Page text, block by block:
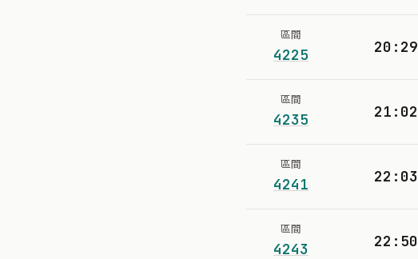
區間
4225 20:29
區間
4235 21:02
區間
4241 22:03
區間
4243 22:50